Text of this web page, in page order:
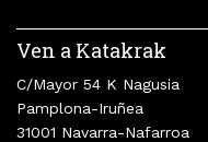
Ven a Katakrak
C/Mayor 54 K Nagusia
Pamplona-Iruñea
31001 Navarra-Nafarroa